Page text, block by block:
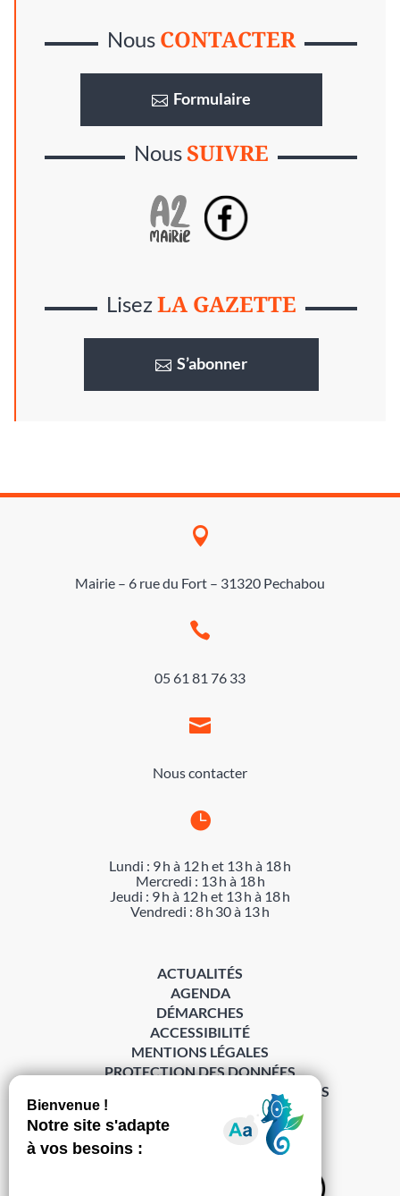
Nous CONTACTER
Formulaire
NousSUIVRE
LisezLA GAZETTE
S’abonner

Mairie – 6 rue du Fort – 31320 Pechabou

05 61 81 76 33

Nous contacter

Lundi : 9 h à 12 h et 13 h à 18 h
Mercredi : 13 h à 18 h
Jeudi : 9 h à 12 h et 13 h à 18 h
Vendredi : 8 h 30 à 13 h
S’abonner à la Gazette ›
ACTUALITÉS
AGENDA
DÉMARCHES
ACCESSIBILITÉ
MENTIONS LÉGALES
PROTECTION DES DONNÉES
POLITIQUE DE GESTION DES COOKIES